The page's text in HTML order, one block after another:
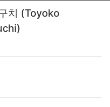
치 (Toyoko